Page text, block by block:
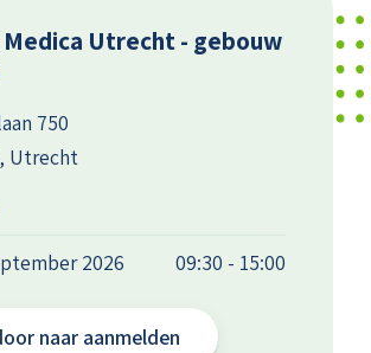
Medica Utrecht - gebouw
750
Utrecht
2026 09:30 - 15:00
naar aanmelden